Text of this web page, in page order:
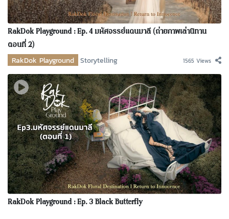
RakDok Playground : Ep. 4 มหัศจรรย์แดนมาลี (ถ่ายภาพเล่านิทาน
ตอนที่ 2)
RakDok Playground Storytelling 1565 Views
RakDok Playground : Ep. 3 Black Butterfly